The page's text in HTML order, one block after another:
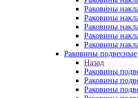
Раковины
Раковины
Раковины
Раковины
Раковины
Раковины подвесные
Назад
Раковины
Раковины
Раковины